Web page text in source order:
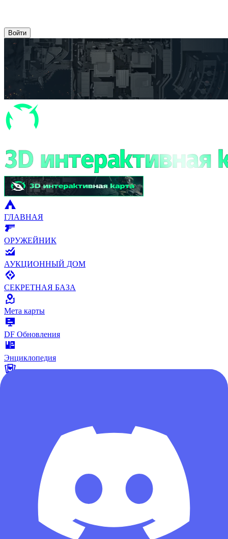
Войти
ГЛАВНАЯ
ОРУЖЕЙНИК
АУКЦИОННЫЙ ДОМ
СЕКРЕТНАЯ БАЗА
Mета карты
DF Обновления
Энциклопедия